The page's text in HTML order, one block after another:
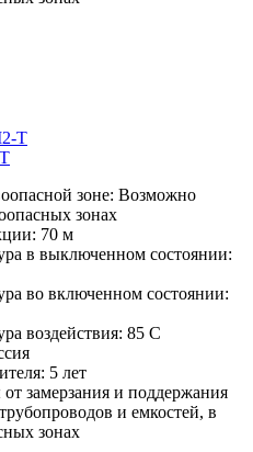
зоне: Возможно
зонах
70 м
в выключенном состоянии:
во включенном состоянии:
воздействия: 85 С
5 лет
замерзания и поддержания
и емкостей, в
зонах